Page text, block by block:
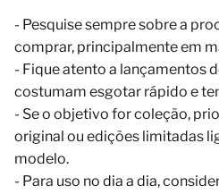
- Pesquise sempre sobre a
comprar, principalmente em
- Fique atento a lançamentos
costumam esgotar rápido e
- Se o objetivo for coleção,
original ou edições limitadas
modelo.
- Para uso no dia a dia,